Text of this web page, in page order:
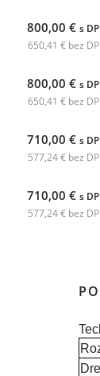
800,00 € s
650,41 € bez
800,00 € s
650,41 € bez
710,00 € s
577,24 € bez
710,00 € s
577,24 € bez